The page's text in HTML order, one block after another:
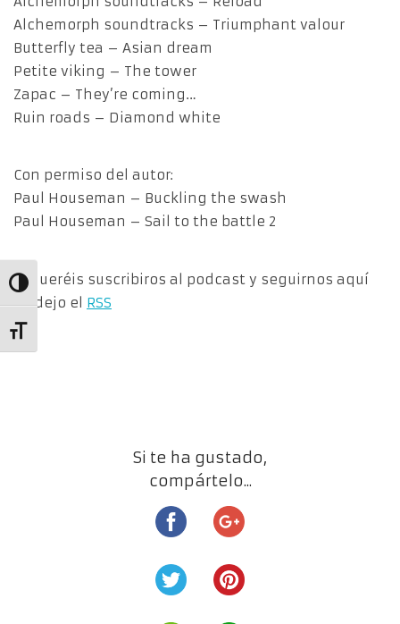
Alternar alto contraste
Alternar tamaño de letra
Alchemorph soundtracks – Triumphant valour
Butterfly tea – Asian dream
Petite viking – The tower
Zapac – They’re coming…
Ruin roads – Diamond white
Con permiso del autor:
Paul Houseman – Buckling the swash
Paul Houseman – Sail to the battle 2
Si queréis suscribiros al podcast y seguirnos aquí
os dejo el RSS
Si te ha gustado,
compártelo...